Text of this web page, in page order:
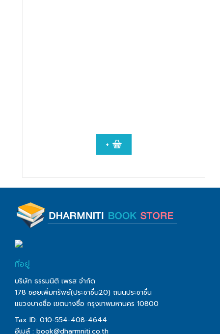
+
ที่อยู่
บริษัท ธรรมนิติ เพรส จำกัด
178 ซอยเพิ่มทรัพย์(ประชาชื่น20) ถนนประชาชื่น
แขวงบางซื่อ เขตบางซื่อ กรุงเทพมหานคร 10800
Tax ID: 010-554-408-4644
อีเมล์ : book@dharmniti.co.th